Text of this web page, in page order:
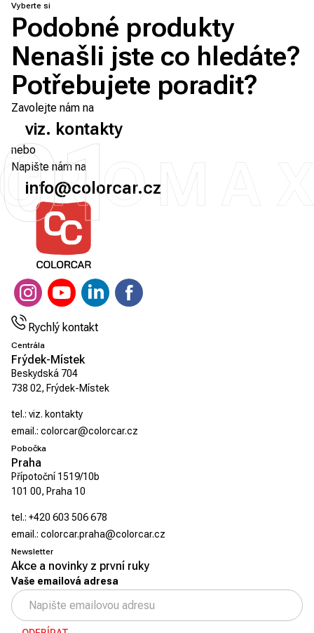
01
Vyberte si
Podobné produkty
Nenašli jste co hledáte?
Potřebujete poradit?
Zavolejte nám na
viz. kontakty
nebo
Napište nám na
info@colorcar.cz
Rychlý kontakt
Centrála
Frýdek-Místek
Beskydská 704
738 02, Frýdek-Místek
tel.: viz. kontakty
email.: colorcar@colorcar.cz
Pobočka
Praha
Přípotoční 1519/10b
101 00, Praha 10
tel.: +420 603 506 678
email.: colorcar.praha@colorcar.cz
Newsletter
Akce a novinky z první ruky
Vaše emailová adresa